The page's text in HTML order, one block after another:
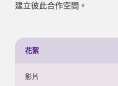
建立彼此合作空間。
花絮
影片